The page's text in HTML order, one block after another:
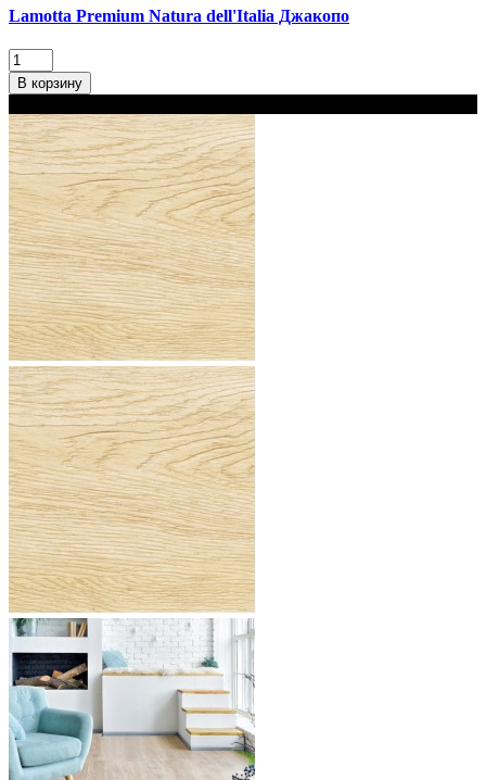
Lamotta Premium Natura dell'Italia Джакопо
В корзину